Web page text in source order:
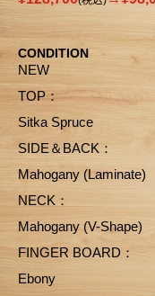
CONDITION
NEW
TOP：
Sitka Spruce
SIDE＆BACK：
Mahogany (Laminate)
NECK：
Mahogany (V-Shape)
FINGER BOARD：
Ebony